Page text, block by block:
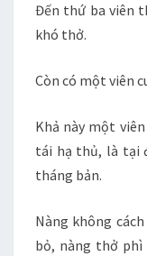
Đến thứ ba viên
khó thở.
Còn có một viên
Khả này một
tái hạ thủ, là tại
tháng bản.
Nàng không
bỏ, nàng thở phì